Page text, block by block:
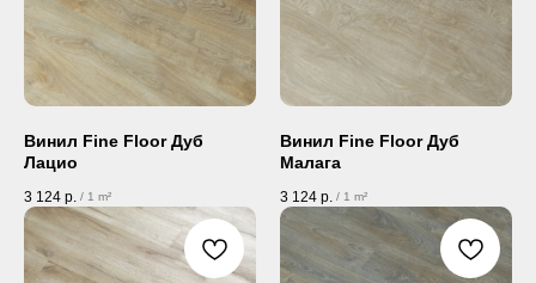
Винил Fine Floor Дуб
Лацио
3 124 р. / 1 m²
Винил Fine Floor Дуб
Малага
3 124 р. / 1 m²